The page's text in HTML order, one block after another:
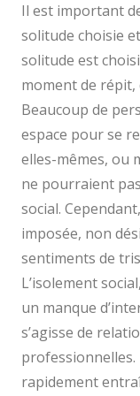
Il est important
solitude choisie
solitude est
moment de répit,
Beaucoup de
espace pour se
elles-mêmes, ou
ne pourraient
social.
imposée, non
sentiments de
L’isolement
un manque
s’agisse de
professionnelles.
rapidement